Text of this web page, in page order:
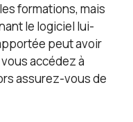
formations, mais
le logiciel lui-
peut avoir
accédez à
assurez-vous de